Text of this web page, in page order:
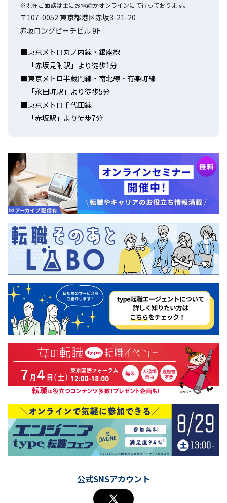
※現在ご面談は主にお電話かオンラインにて行っております。
〒107-0052 東京都港区赤坂3-21-20
赤坂ロングビーチビル 9F
東京メトロ丸ノ内線・銀座線
「赤坂見附駅」より徒歩1分
東京メトロ半蔵門線・南北線・有楽町線
「永田町駅」より徒歩5分
東京メトロ千代田線
「赤坂駅」より徒歩7分
公式SNSアカウント